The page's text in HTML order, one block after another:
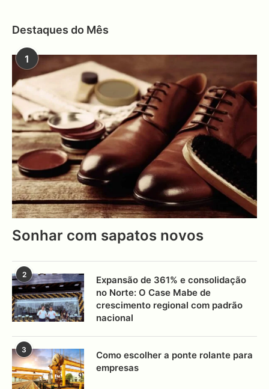
Destaques do Mês
1
Sonhar com sapatos novos
2
Expansão de 361% e consolidação
no Norte: O Case Mabe de
crescimento regional com padrão
nacional
3
Como escolher a ponte rolante para
empresas